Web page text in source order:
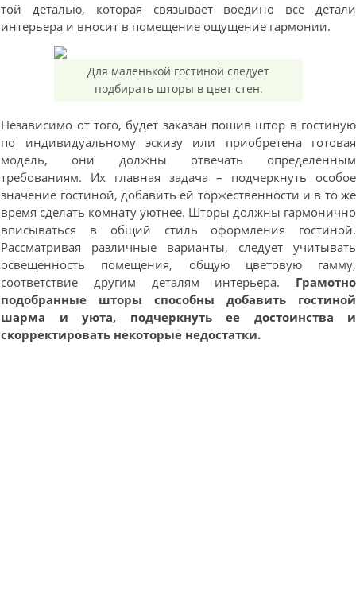
той деталью, которая связывает воедино все детали
интерьера и вносит в помещение ощущение гармонии.
Для маленькой гостиной следует
подбирать шторы в цвет стен.
Независимо от того, будет заказан пошив штор в гостиную
по индивидуальному эскизу или приобретена готовая
модель, они должны отвечать определенным
требованиям. Их главная задача – подчеркнуть особое
значение гостиной, добавить ей торжественности и в то же
время сделать комнату уютнее. Шторы должны гармонично
вписываться в общий стиль оформления гостиной.
Рассматривая различные варианты, следует учитывать
освещенность помещения, общую цветовую гамму,
соответствие другим деталям интерьера. Грамотно
подобранные шторы способны добавить гостиной
шарма и уюта, подчеркнуть ее достоинства и
скорректировать некоторые недостатки.